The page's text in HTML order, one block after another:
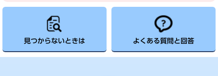
見つからないときは よくある質問と回答